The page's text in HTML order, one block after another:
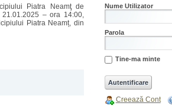
Piatra Neamţ de
– ora 14:00,
Piatra Neamț, din
Nume Utilizator
Parola
Tine-ma minte
Creează Cont